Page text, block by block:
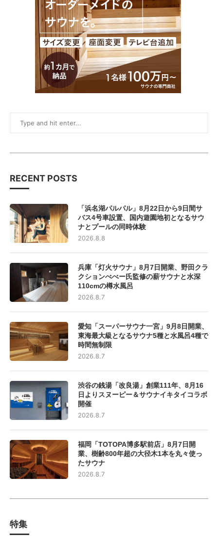
RECENT POSTS
「浜名湖パルパル」8月22日から9日間サ
バス4号車設置、国内遊園地初となるサウ
ナとプールの同時体験
2026.8.8
兵庫「灯火サウナ」8月7日開業、野田クラ
クションべべー氏監修の薪サウナと水深
110cmの樽水風呂
2026.8.7
愛知「スーパーサウナ一宮」9月8日開業、
東海最大級となるサウナ5種と水風呂4種で
時間無制限
2026.8.7
渋谷の銭湯「改良湯」創業111年、8月16
日よりスヌーピー＆サウナイキタイコラボ
開催
2026.8.7
福岡「TOTOPA博多駅前店」8月7日開
業、樹齢800年超の大径木1本を丸々使っ
たサウナ
2026.8.7
特集